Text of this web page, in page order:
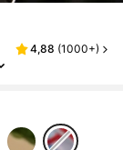
4,88 (1000+)